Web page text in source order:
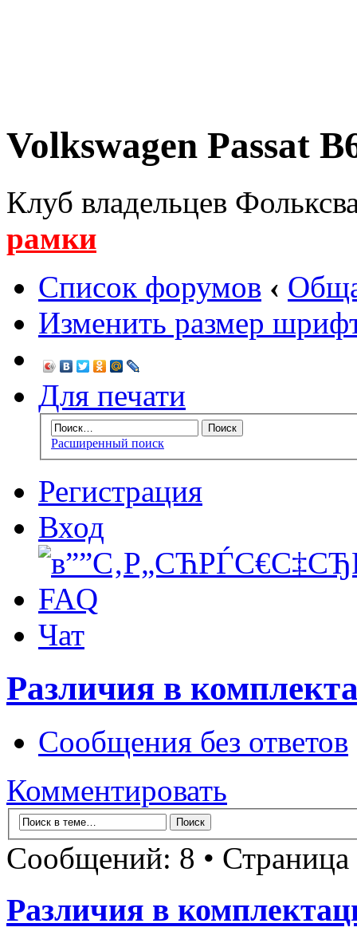
Volkswagen Passat
Клуб владельцев
рамки
Список форумов ‹
Изменить размер
Для печати
Расширенный поиск
Регистрация
Вход
FAQ
Чат
Различия в
Сообщения без ответов
Комментировать
Сообщений: 8 • Страница
Различия в